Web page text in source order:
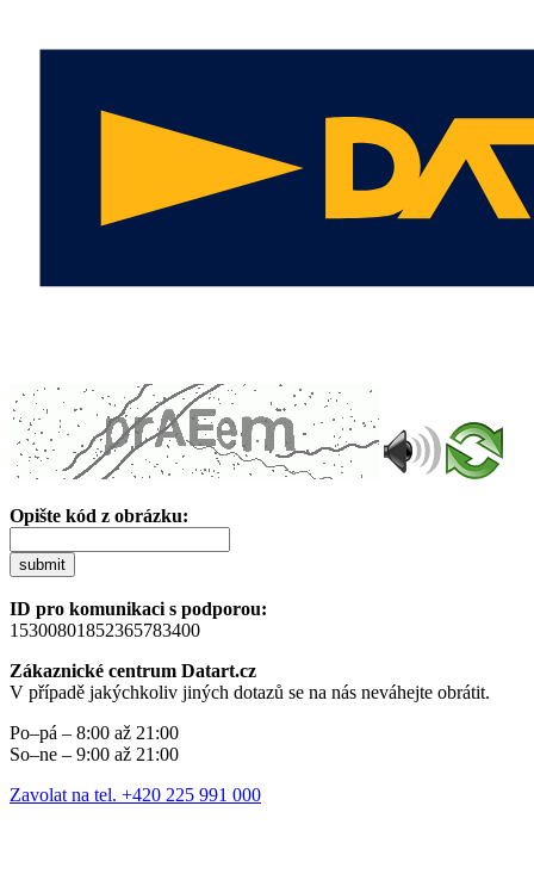
Opište kód z obrázku:
submit
ID pro komunikaci s podporou:
15300801852365783400
Zákaznické centrum Datart.cz
V případě jakýchkoliv jiných dotazů se na nás neváhejte obrátit.
Po–pá – 8:00 až 21:00
So–ne – 9:00 až 21:00
Zavolat na tel. +420 225 991 000